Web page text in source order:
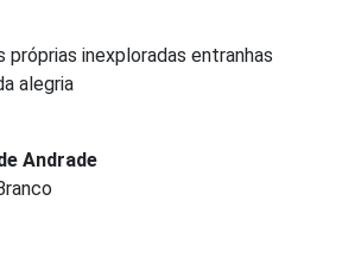
próprias inexploradas entranhas
alegria
Andrade